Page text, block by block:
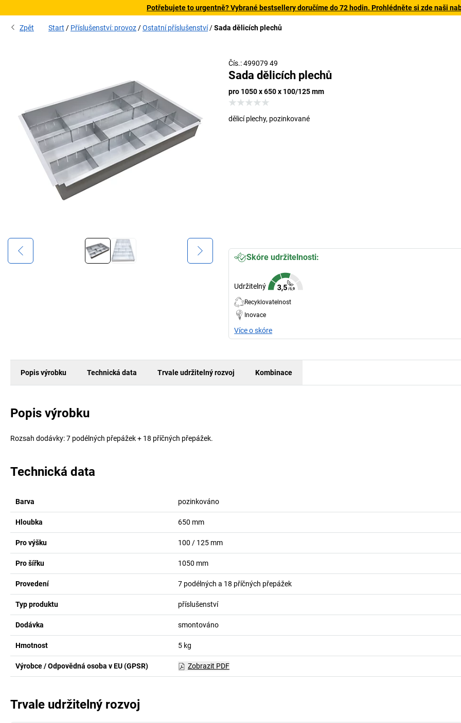
Potřebujete to urgentně? Vybrané bestsellery doručíme do 72 hodin. Prohlédněte si zde naši
Zpět Start Příslušenství: provoz Ostatní příslušenství Sada dělicích plechů
Čís.: 499079 49
Sada dělicích plechů
pro 1050 x 650 x 100/125 mm
dělicí plechy, pozinkované
Skóre udržitelnosti:
Udržitelný
Recyklovatelnost
Inovace
Více o skóre
Popis výrobku Technická data Trvale udržitelný rozvoj Kombinace
Popis výrobku
Rozsah dodávky: 7 podélných přepážek + 18 příčných přepážek.
Technická data
Barva pozinkováno
Hloubka 650 mm
Pro výšku 100 / 125 mm
Pro šířku 1050 mm
Provedení 7 podélných a 18 příčných přepážek
Typ produktu příslušenství
Dodávka smontováno
Hmotnost 5 kg
Výrobce / Odpovědná osoba v EU (GPSR) Zobrazit PDF
Trvale udržitelný rozvoj